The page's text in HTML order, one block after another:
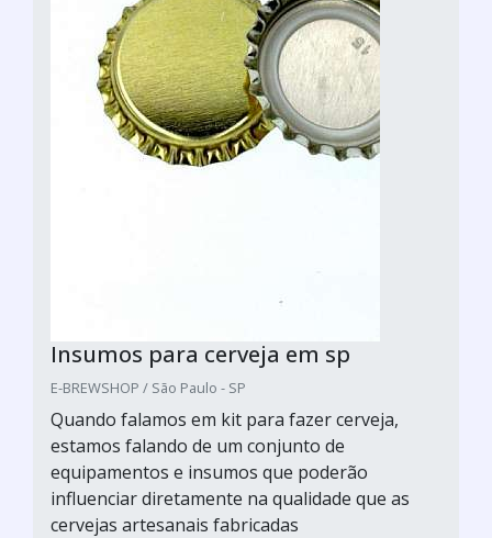
Insumos para cerveja em sp
E-BREWSHOP / São Paulo - SP
Quando falamos em kit para fazer cerveja,
estamos falando de um conjunto de
equipamentos e insumos que poderão
influenciar diretamente na qualidade que as
cervejas artesanais fabricadas